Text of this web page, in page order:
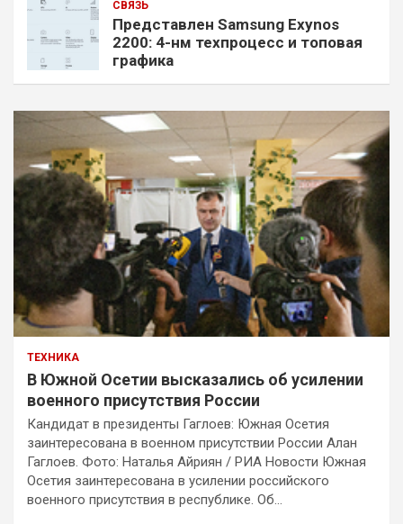
СВЯЗЬ
Представлен Samsung Exynos
2200: 4-нм техпроцесс и топовая
графика
ТЕХНИКА
В Южной Осетии высказались об усилении
военного присутствия России
Кандидат в президенты Гаглоев: Южная Осетия
заинтересована в военном присутствии России Алан
Гаглоев. Фото: Наталья Айриян / РИА Новости Южная
Осетия заинтересована в усилении российского
военного присутствия в республике. Об…